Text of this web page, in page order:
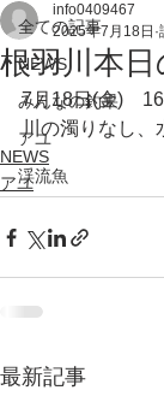
全ての記事
NEWS
みんなの釣果
アユ
渓流魚
根羽川本
info0409467
2025年7月18日
7月18日(金)　
川の濁りなし、
NEWS
アユ
最新記事